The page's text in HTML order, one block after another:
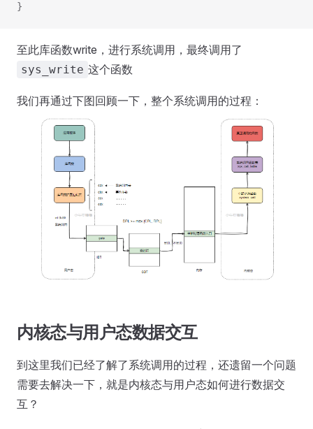
}
至此库函数write，进行系统调用，最终调用了
sys_write 这个函数
我们再通过下图回顾一下，整个系统调用的过程：
内核态与用户态数据交互
到这里我们已经了解了系统调用的过程，还遗留一个问题
需要去解决一下，就是内核态与用户态如何进行数据交
互？